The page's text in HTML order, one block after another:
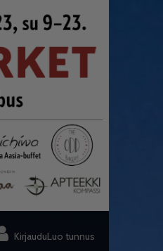
KirjauduLuo tunnus